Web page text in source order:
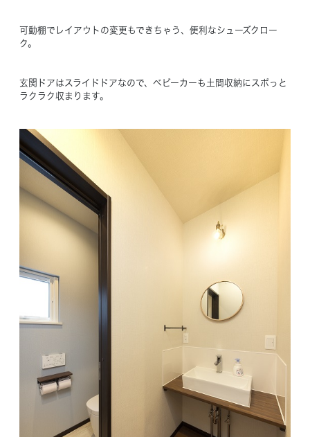
可動棚でレイアウトの変更もできちゃう、便利なシューズクロー
ク。
玄関ドアはスライドドアなので、ベビーカーも土間収納にスポっと
ラクラク収まります。